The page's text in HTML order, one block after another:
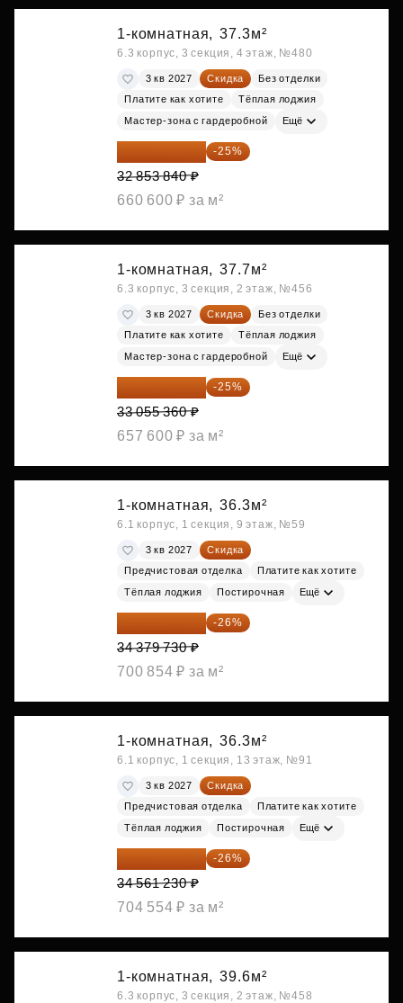
1-комнатная, 37.3м²
6.3 корпус, 3 секция, 4 этаж, №480
3 кв 2027 Скидка
Без отделки
Платите как хотите
Тёплая лоджия
Мастер-зона с гардеробной Ещё
24 640 380 ₽ -25%
32 853 840 ₽
660 600 ₽ за м²
1-комнатная, 37.7м²
6.3 корпус, 3 секция, 2 этаж, №456
3 кв 2027 Скидка
Без отделки
Платите как хотите
Тёплая лоджия
Мастер-зона с гардеробной Ещё
24 791 520 ₽ -25%
33 055 360 ₽
657 600 ₽ за м²
1-комнатная, 36.3м²
6.1 корпус, 1 секция, 9 этаж, №59
3 кв 2027
Скидка
Предчистовая отделка
Платите как хотите
Тёплая лоджия Постирочная Ещё
25 441 000 ₽ -26%
34 379 730 ₽
700 854 ₽ за м²
1-комнатная, 36.3м²
6.1 корпус, 1 секция, 13 этаж, №91
3 кв 2027
Скидка
Предчистовая отделка
Платите как хотите
Тёплая лоджия Постирочная Ещё
25 575 310 ₽ -26%
34 561 230 ₽
704 554 ₽ за м²
1-комнатная, 39.6м²
6.3 корпус, 3 секция, 2 этаж, №458